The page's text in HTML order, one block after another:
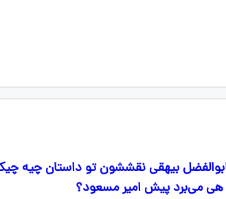
هی می‌برد پیش امیر مسعود؟